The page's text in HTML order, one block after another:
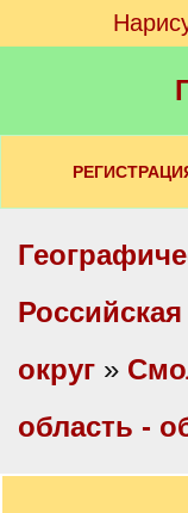
округ »
область -